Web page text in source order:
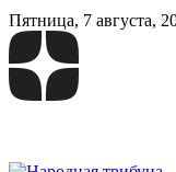
Пятница, 7 августа,